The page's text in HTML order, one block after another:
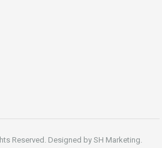
Reserved. Designed by SH Marketing.